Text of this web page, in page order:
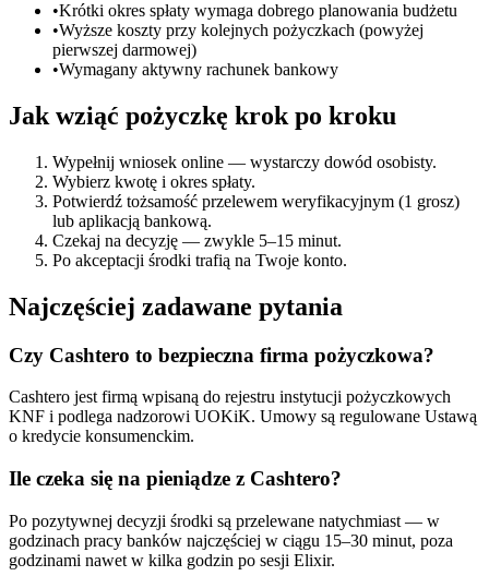
•Krótki okres spłaty wymaga dobrego planowania budżetu
•Wyższe koszty przy kolejnych pożyczkach (powyżej
pierwszej darmowej)
•Wymagany aktywny rachunek bankowy
Jak wziąć pożyczkę krok po kroku
Wypełnij wniosek online — wystarczy dowód osobisty.
Wybierz kwotę i okres spłaty.
Potwierdź tożsamość przelewem weryfikacyjnym (1 grosz)
lub aplikacją bankową.
Czekaj na decyzję — zwykle 5–15 minut.
Po akceptacji środki trafią na Twoje konto.
Najczęściej zadawane pytania
Czy Cashtero to bezpieczna firma pożyczkowa?
Cashtero jest firmą wpisaną do rejestru instytucji pożyczkowych
KNF i podlega nadzorowi UOKiK. Umowy są regulowane Ustawą
o kredycie konsumenckim.
Ile czeka się na pieniądze z Cashtero?
Po pozytywnej decyzji środki są przelewane natychmiast — w
godzinach pracy banków najczęściej w ciągu 15–30 minut, poza
godzinami nawet w kilka godzin po sesji Elixir.